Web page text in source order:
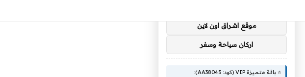
موقع اشراق اون لاين
اركان سياحة وسفر
⭐ باقة متميزة VIP (كود: AA38045):